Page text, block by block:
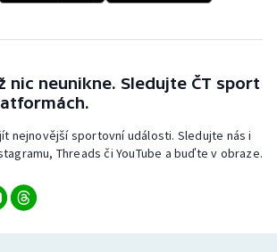
nic neunikne. Sledujte ČT sport
nejnovější sportovní události. Sledujte nás i
Threads či YouTube a buďte v obraze.